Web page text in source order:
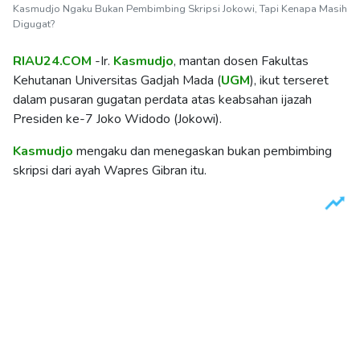
Kasmudjo Ngaku Bukan Pembimbing Skripsi Jokowi, Tapi Kenapa Masih
Digugat?
RIAU24.COM -Ir. Kasmudjo, mantan dosen Fakultas
Kehutanan Universitas Gadjah Mada (UGM), ikut terseret
dalam pusaran gugatan perdata atas keabsahan ijazah
Presiden ke-7 Joko Widodo (Jokowi).
Kasmudjo mengaku dan menegaskan bukan pembimbing
skripsi dari ayah Wapres Gibran itu.